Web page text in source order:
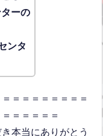
ーの
ンタ
＝＝＝＝＝＝＝＝
＝＝＝＝＝
本当にありがとう